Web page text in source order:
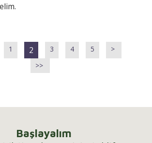
1 2 3 4 5
>
>>
Başlayalım